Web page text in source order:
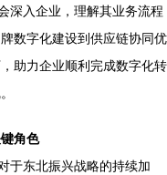
深入企业，理解其业务流程
数字化建设到供应链协同优
助力企业顺利完成数字化转
角色
于东北振兴战略的持续加